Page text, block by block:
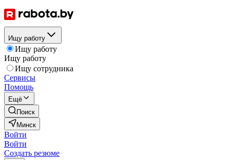
Ищу работу
Ищу работу
Ищу работу
Ищу сотрудника
Сервисы
Помощь
Ещё
Поиск
Минск
Войти
Войти
Создать резюме